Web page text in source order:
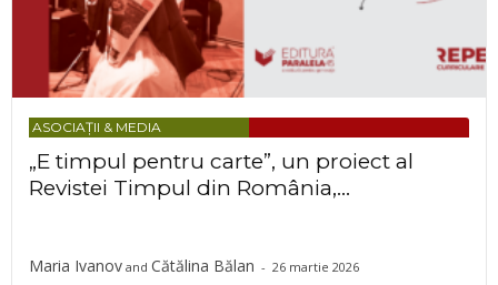
ASOCIAȚII & MEDIA
„E timpul pentru carte”, un proiect al
Revistei Timpul din România,...
Maria Ivanov and Cătălina Bălan - 26 martie 2026